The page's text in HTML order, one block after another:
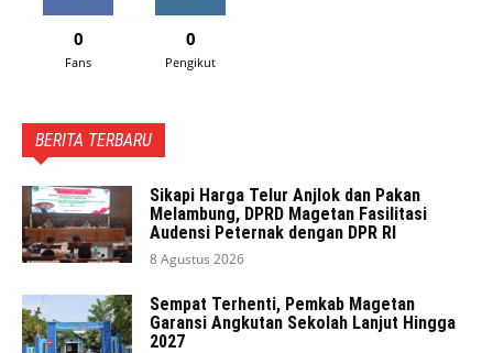
0
Fans
0
Pengikut
BERITA TERBARU
Sikapi Harga Telur Anjlok dan Pakan
Melambung, DPRD Magetan Fasilitasi
Audensi Peternak dengan DPR RI
8 Agustus 2026
Sempat Terhenti, Pemkab Magetan
Garansi Angkutan Sekolah Lanjut Hingga
2027